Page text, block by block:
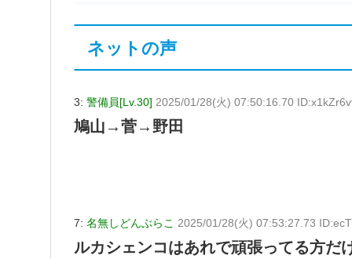
ネットの声
3: 警備員[Lv.30] 2025/01/28(火) 07:50:16.70
鳩山→菅→野田
7: 名無しどんぶらこ 2025/01/28(火) 07:53:27.73
ルカシェンコはあれで頑張ってる方だ